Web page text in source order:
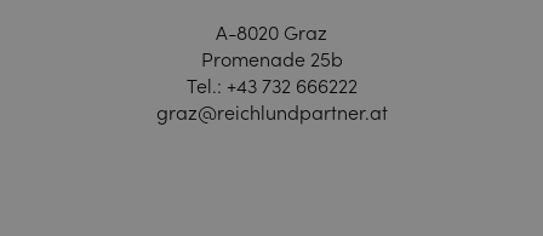
A-8020 Graz
Promenade 25b
Tel.: +43 732 666222
graz@reichlundpartner.at